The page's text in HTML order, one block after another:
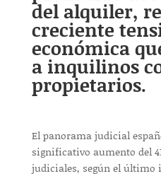
del alquiler,
creciente
económica
a inquilinos
propietarios.
El panorama judicial
significativo aumento del
judiciales, según el último